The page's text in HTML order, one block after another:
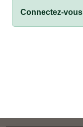
Connectez-vous